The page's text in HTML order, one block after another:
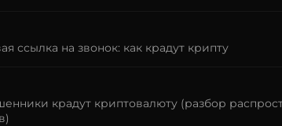
ссылка на звонок: как крадут крипту
крадут криптовалюту (разбор